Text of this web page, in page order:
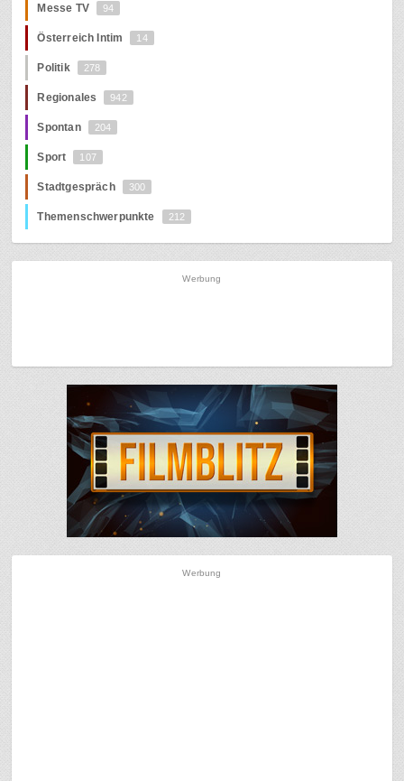
Messe TV 94
Österreich Intim 14
Politik 278
Regionales 942
Spontan 204
Sport 107
Stadtgespräch 300
Themenschwerpunkte 212
Werbung
Werbung